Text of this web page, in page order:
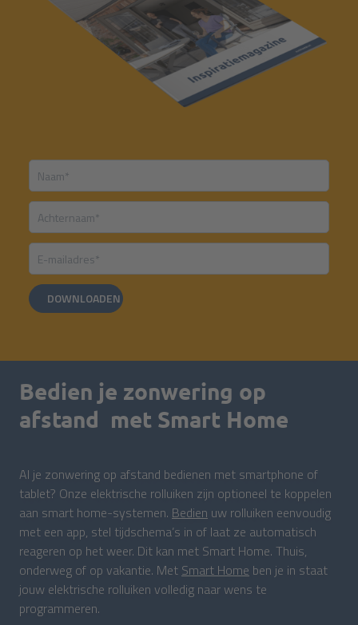
DOWNLOADEN
Bedien je zonwering op
afstand met Smart Home
Al je zonwering op afstand bedienen met smartphone of
tablet? Onze elektrische rolluiken zijn optioneel te koppelen
aan smart home-systemen. Bedien uw rolluiken eenvoudig
met een app, stel tijdschema’s in of laat ze automatisch
reageren op het weer. Dit kan met Smart Home. Thuis,
onderweg of op vakantie. Met Smart Home ben je in staat
jouw elektrische rolluiken volledig naar wens te
programmeren.